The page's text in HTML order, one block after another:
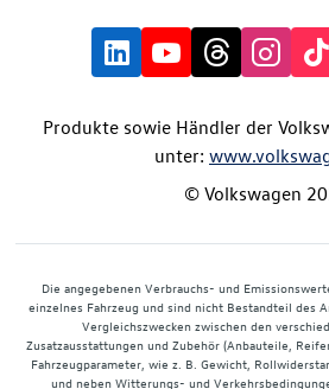
Produkte sowie Händler der
unter:
© Volkswagen
Die angegebenen Verbrauchs- und
einzelnes Fahrzeug und sind nicht Bestandteil des
Vergleichszwecken zwischen den
Zusatzausstattungen und Zubehör (Anbauteile,
Fahrzeugparameter, wie z. B. Gewicht,
und neben Witterungs- und